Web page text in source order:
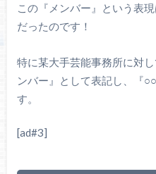
この『メンバー』という表
だったのです！
特に某大手芸能事務所に対
ンバー』として表記し、『
す。
[ad#3]